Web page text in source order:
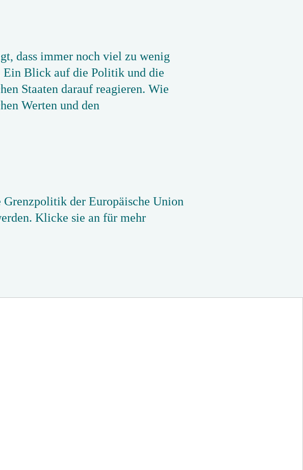
dass immer noch viel zu wenig
Ein Blick auf die Politik und die
Staaten darauf reagieren. Wie
Werten und den
der Europäische Union
Klicke sie an für mehr